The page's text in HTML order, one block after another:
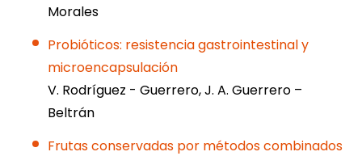
Morales
Probióticos: resistencia gastrointestinal y
microencapsulación
V. Rodríguez - Guerrero, J. A. Guerrero –
Beltrán
Frutas conservadas por métodos combinados